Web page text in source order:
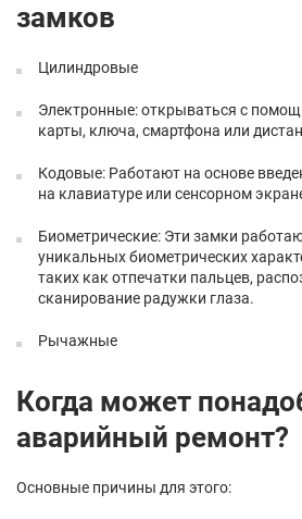
замков
Цилиндровые
Электронные: открываться с
карты, ключа, смартфона или
Кодовые: Работают на основе
на клавиатуре или сенсорном
Биометрические: Эти замки
уникальных биометрических
таких как отпечатки пальцев,
сканирование радужки глаза.
Рычажные
Когда может
аварийный ремонт?
Основные причины для этого: